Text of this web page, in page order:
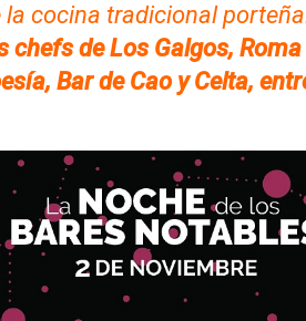
cocina tradicional
chefs de Los Galgos,
Bar de Cao y Celta,